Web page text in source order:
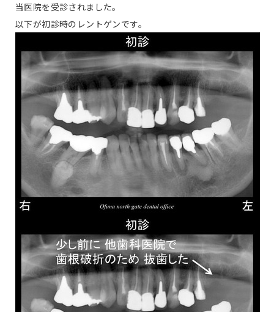
当医院を受診されました。
以下が初診時のレントゲンです。